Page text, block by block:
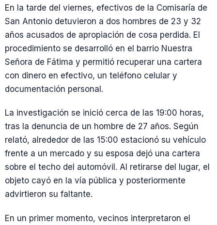
En la tarde del viernes, efectivos de la Comisaría de
San Antonio detuvieron a dos hombres de 23 y 32
años acusados de apropiación de cosa perdida. El
procedimiento se desarrolló en el barrio Nuestra
Señora de Fátima y permitió recuperar una cartera
con dinero en efectivo, un teléfono celular y
documentación personal.
La investigación se inició cerca de las 19:00 horas,
tras la denuncia de un hombre de 27 años. Según
relató, alrededor de las 15:00 estacionó su vehículo
frente a un mercado y su esposa dejó una cartera
sobre el techo del automóvil. Al retirarse del lugar, el
objeto cayó en la vía pública y posteriormente
advirtieron su faltante.
En un primer momento, vecinos interpretaron el